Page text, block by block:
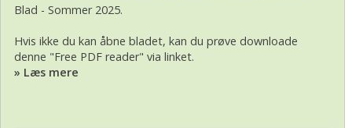
Blad - Sommer 2025.
Hvis ikke du kan åbne bladet, kan du prøve downloade
denne "Free PDF reader" via linket.
» Læs mere